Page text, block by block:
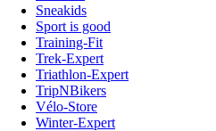
Sneakids
Sport is good
Training-Fit
Trek-Expert
Triathlon-Expert
TripNBikers
Vélo-Store
Winter-Expert